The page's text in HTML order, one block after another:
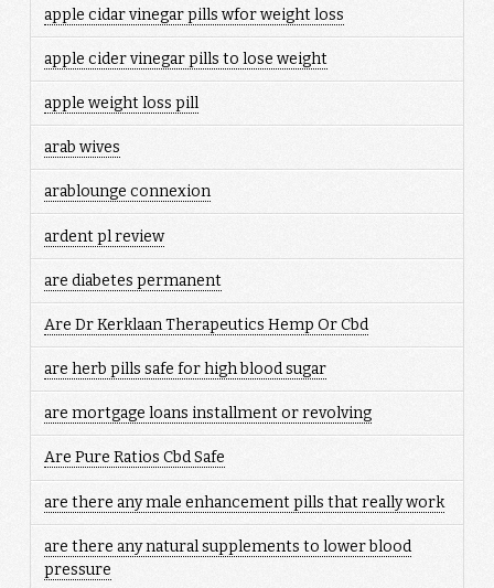
apple cidar vinegar pills wfor weight loss
apple cider vinegar pills to lose weight
apple weight loss pill
arab wives
arablounge connexion
ardent pl review
are diabetes permanent
Are Dr Kerklaan Therapeutics Hemp Or Cbd
are herb pills safe for high blood sugar
are mortgage loans installment or revolving
Are Pure Ratios Cbd Safe
are there any male enhancement pills that really work
are there any natural supplements to lower blood
pressure